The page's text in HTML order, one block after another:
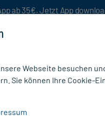
ab 35€. Jetzt App
Webseite besuchen
Sie können Ihre Cookie-